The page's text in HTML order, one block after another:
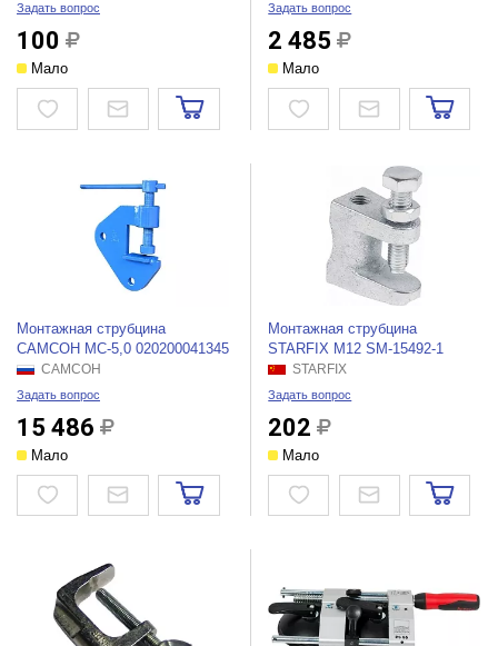
Задать вопрос
100
Мало
Задать вопрос
2 485
Мало
Монтажная струбцина
САМСОН МС-5,0 020200041345
САМСОН
Задать вопрос
15 486
Мало
Монтажная струбцина
STARFIX М12 SM-15492-1
STARFIX
Задать вопрос
202
Мало